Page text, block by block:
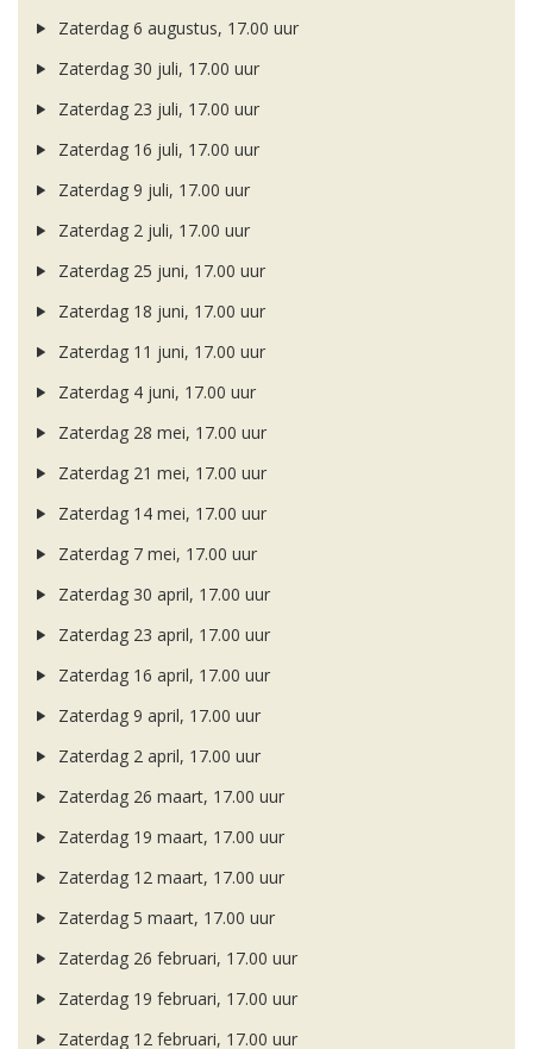
Zaterdag 6 augustus, 17.00 uur
Zaterdag 30 juli, 17.00 uur
Zaterdag 23 juli, 17.00 uur
Zaterdag 16 juli, 17.00 uur
Zaterdag 9 juli, 17.00 uur
Zaterdag 2 juli, 17.00 uur
Zaterdag 25 juni, 17.00 uur
Zaterdag 18 juni, 17.00 uur
Zaterdag 11 juni, 17.00 uur
Zaterdag 4 juni, 17.00 uur
Zaterdag 28 mei, 17.00 uur
Zaterdag 21 mei, 17.00 uur
Zaterdag 14 mei, 17.00 uur
Zaterdag 7 mei, 17.00 uur
Zaterdag 30 april, 17.00 uur
Zaterdag 23 april, 17.00 uur
Zaterdag 16 april, 17.00 uur
Zaterdag 9 april, 17.00 uur
Zaterdag 2 april, 17.00 uur
Zaterdag 26 maart, 17.00 uur
Zaterdag 19 maart, 17.00 uur
Zaterdag 12 maart, 17.00 uur
Zaterdag 5 maart, 17.00 uur
Zaterdag 26 februari, 17.00 uur
Zaterdag 19 februari, 17.00 uur
Zaterdag 12 februari, 17.00 uur